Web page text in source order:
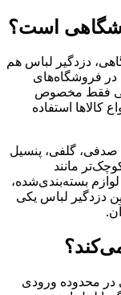
دزدگیر لباس هم
در فروشگاه‌های
فقط مخصوص
استفاده
صدفی، گلفی، پنسیل
مانند
بسته‌بندی‌شده،
دزدگیر لباس یکی
در محدوده ورودی